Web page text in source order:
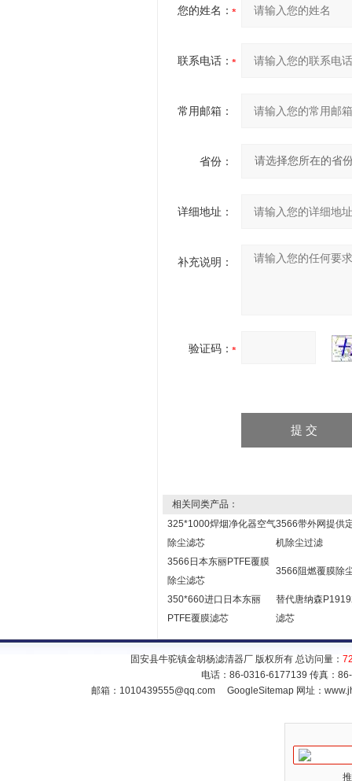
您的姓名：
联系电话：
常用邮箱：
省份：
详细地址：
补充说明：
验证码：
相关同类产品：
325*1000焊烟净化器空气
除尘滤芯
3566带外网提供
机除尘过滤
3566日本东丽PTFE覆膜
除尘滤芯
3566阻燃覆膜除
350*660进口日本东丽
PTFE覆膜滤芯
替代唐纳森
滤芯
固安县牛驼镇金胡杨滤清器厂 版权所有 总访问量：
电话：86-0316-6177139 传真：
邮箱： 1010439555@qq.com GoogleSitemap网址：